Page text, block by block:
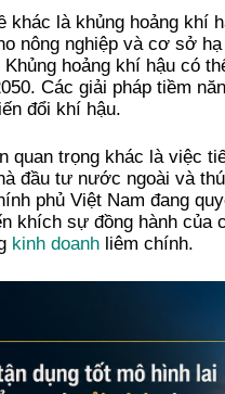
khác là khủng hoảng khí
nông nghiệp và cơ sở
Khủng hoảng khí hậu có
Các giải pháp tiềm
đổi khí hậu.
quan trọng khác là việc
đầu tư nước ngoài và
phủ Việt Nam đang
khích sự đồng hành của
kinh doanh liêm chính.